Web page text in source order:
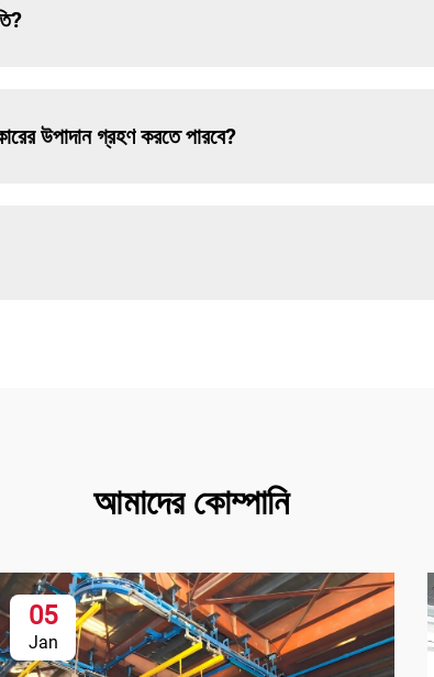
উপাদান গ্রহণ করতে পারবে?
আমাদের কোম্পানি
05
Jan